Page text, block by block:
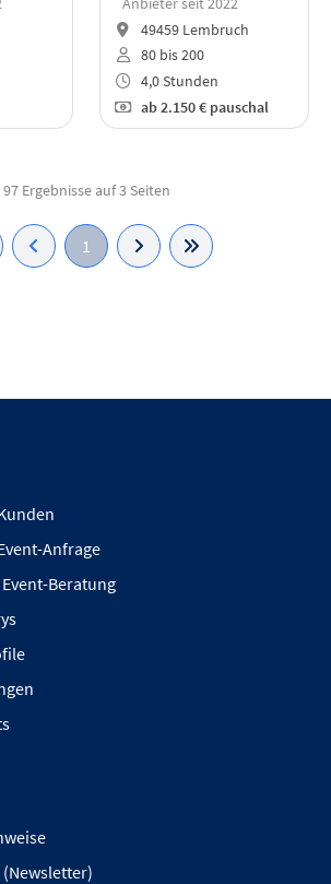
49459 Lembruch
80 bis 200
4,0 Stunden
ab2.150 € pauschal
97 Ergebnisse auf 3 Seiten
1
Anfrage
Beratung
(Newsletter)